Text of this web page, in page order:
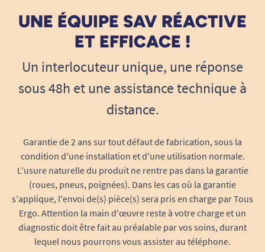
UNE ÉQUIPE SAV RÉACTIVE
ET EFFICACE !
Un interlocuteur unique, une réponse
sous 48h et une assistance technique à
distance.
Garantie de 2 ans sur tout défaut de fabrication, sous la
condition d'une installation et d'une utilisation normale.
L'usure naturelle du produit ne rentre pas dans la garantie
(roues, pneus, poignées). Dans les cas où la garantie
s'applique, l'envoi de(s) pièce(s) sera pris en charge par Tous
Ergo. Attention la main d'œuvre reste à votre charge et un
diagnostic doit être fait au préalable par vos soins, durant
lequel nous pourrons vous assister au téléphone.